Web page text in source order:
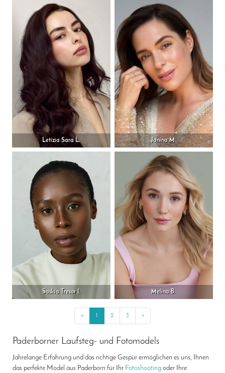
Letizia Sara L. Janina M.
Saskia Tresor I. Melina B.
« Previous
1 2 3 »
Paderborner Laufsteg- und Fotomodels
Jahrelange Erfahrung und das richtige Gespür ermöglichen es uns, Ihnen
das perfekte Model aus Paderborn für Ihr Fotoshooting oder Ihre